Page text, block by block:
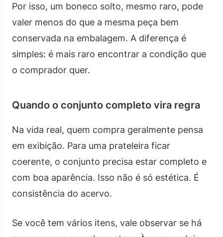
Por isso, um boneco solto, mesmo raro, pode
valer menos do que a mesma peça bem
conservada na embalagem. A diferença é
simples: é mais raro encontrar a condição que
o comprador quer.
Quando o conjunto completo vira regra
Na vida real, quem compra geralmente pensa
em exibição. Para uma prateleira ficar
coerente, o conjunto precisa estar completo e
com boa aparência. Isso não é só estética. É
consistência do acervo.
Se você tem vários itens, vale observar se há